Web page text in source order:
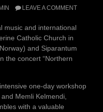
LEAVE A COMMENT
music and international
Catholic Church in
and Siparantum
the concert “Northern
one-day workshop
Memli Kelmendi,
with a valuable